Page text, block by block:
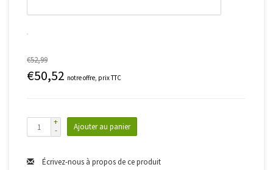
€52,99
€50,52 notre offre, prix TTC
+
-
Ajouter au panier
Écrivez-nous à propos de ce produit